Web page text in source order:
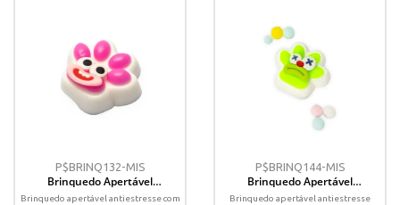
P$BRINQ132-MIS
Brinquedo Apertável
Antiestresse
Brinquedo apertável antiestresse com
P$BRINQ144-MIS
Brinquedo Apertável
Antiestresse
Brinquedo apertável antiestresse